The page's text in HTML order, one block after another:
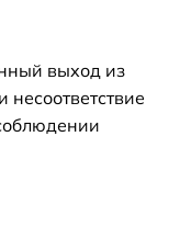
выход из
несоответствие